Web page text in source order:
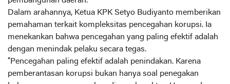
Dalam arahannya, Ketua KPK Setyo Budiyanto memberikan
pemahaman terkait kompleksitas pencegahan korupsi. Ia
menekankan bahwa pencegahan yang paling efektif adalah
dengan menindak pelaku secara tegas.
“Pencegahan paling efektif adalah penindakan. Karena
pemberantasan korupsi bukan hanya soal penegakan